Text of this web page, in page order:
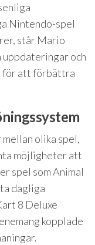
Nintendo-spel
står Mario
uppdateringar och
för att förbättra
olika spel,
möjligheter att
spel som Animal
dagliga
8 Deluxe
kopplade